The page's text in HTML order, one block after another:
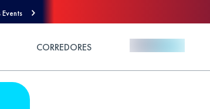
CORREDORES